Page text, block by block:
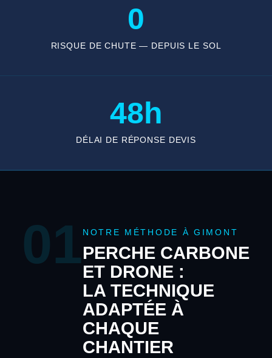
0
RISQUE DE CHUTE — DEPUIS LE SOL
48h
DÉLAI DE RÉPONSE DEVIS
01 NOTRE MÉTHODE À GIMONT
PERCHE CARBONE
ET DRONE :
LA TECHNIQUE
ADAPTÉE À
CHAQUE
CHANTIER